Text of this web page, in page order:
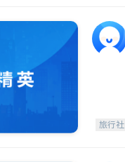
旅行社